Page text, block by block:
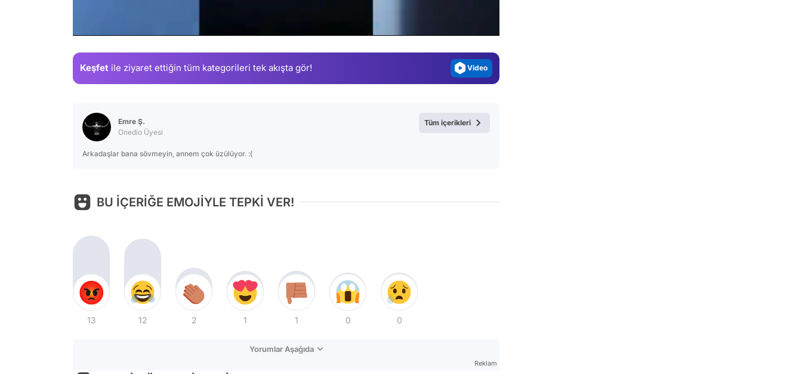
Keşfet ile ziyaret ettiğin tüm kategorileri tek akışta gör! Test
Emre Ş.
Onedio Üyesi
Arkadaşlar bana sövmeyin, annem çok üzülüyor. :(
Tüm içerikleri
BU İÇERİĞE EMOJİYLE TEPKİ VER!
13 12 2 1 1 0 0
Yorumlar Aşağıda
Reklam